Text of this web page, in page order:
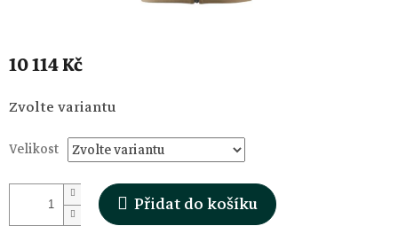
10 114 Kč
Měrná
cena:
Zvolte variantu
Velikost
Přidat do košíku